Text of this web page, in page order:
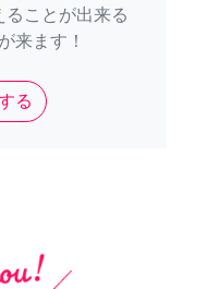
ることが出来る
来ます！
る